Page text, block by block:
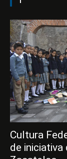
Cultura
de iniciativa